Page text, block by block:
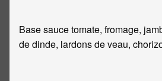
Base sauce tomate, fromage,
de dinde, lardons de veau,